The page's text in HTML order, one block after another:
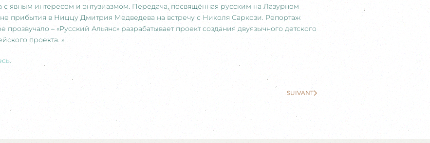
с явным интересом и энтузиазмом. Передача, посвящённая русским на Лазурном
прибытия в Ниццу Дмитрия Медведева на встречу с Николя Саркози. Репортаж
прозвучало – «Русский Альянс» разрабатывает проект создания двуязычного детского
проекта. »
.
SUIVANT